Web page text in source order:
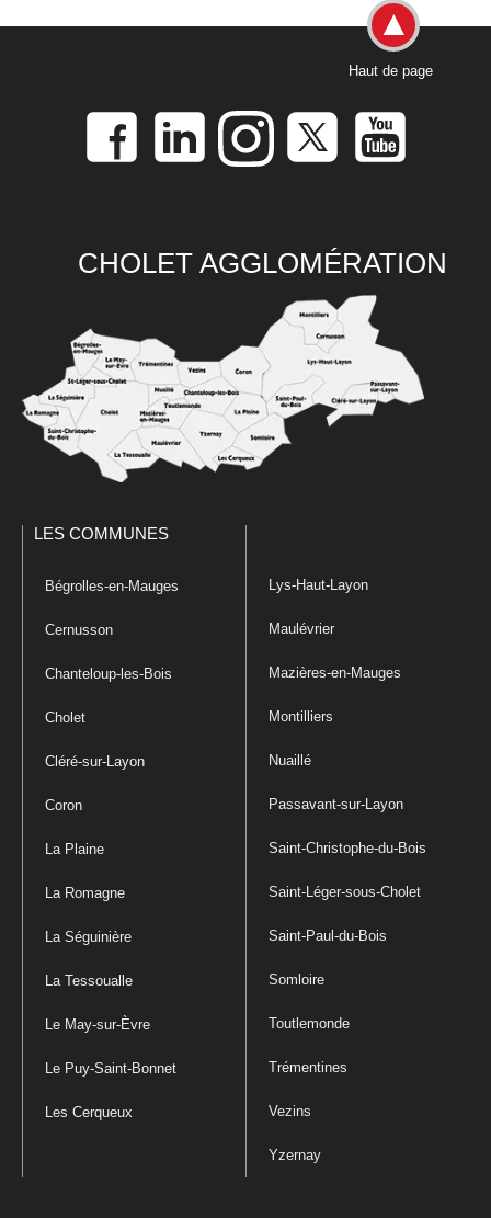
Haut de page
CHOLET AGGLOMÉRATION
LES COMMUNES
Bégrolles-en-Mauges
Cernusson
Chanteloup-les-Bois
Cholet
Cléré-sur-Layon
Coron
La Plaine
La Romagne
La Séguinière
La Tessoualle
Le May-sur-Èvre
Le Puy-Saint-Bonnet
Les Cerqueux
Lys-Haut-Layon
Maulévrier
Mazières-en-Mauges
Montilliers
Nuaillé
Passavant-sur-Layon
Saint-Christophe-du-Bois
Saint-Léger-sous-Cholet
Saint-Paul-du-Bois
Somloire
Toutlemonde
Trémentines
Vezins
Yzernay